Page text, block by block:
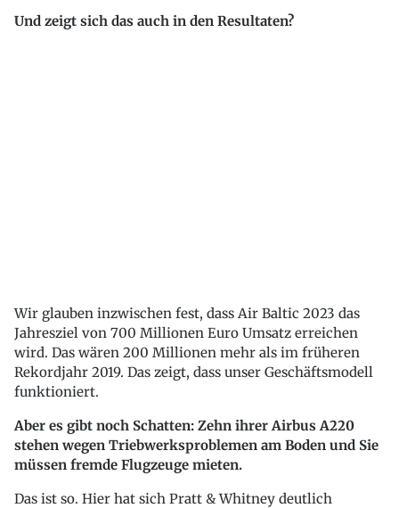
Und zeigt sich das auch in den Resultaten?
Wir glauben inzwischen fest, dass Air Baltic 2023 das
Jahresziel von 700 Millionen Euro Umsatz erreichen
wird. Das wären 200 Millionen mehr als im früheren
Rekordjahr 2019. Das zeigt, dass unser Geschäftsmodell
funktioniert.
Aber es gibt noch Schatten: Zehn ihrer Airbus A220
stehen wegen Triebwerksproblemen am Boden und Sie
müssen fremde Flugzeuge mieten.
Das ist so. Hier hat sich Pratt & Whitney deutlich